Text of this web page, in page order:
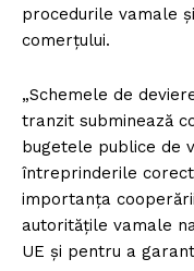
procedurile vamale
comerțului.
„Schemele de
tranzit subminează
bugetele publice de
întreprinderile
importanța
autoritățile vamale
UE și pentru a